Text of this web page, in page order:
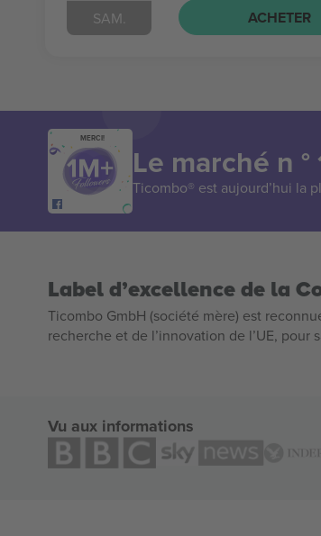
SAM. ACHETER
MERCI!
Le marché n
Ticombo® est aujourd’hui la
Label d’excellence de la
Ticombo GmbH (société mère) est
recherche et de l’innovation de l’UE, pour
Vu aux informations